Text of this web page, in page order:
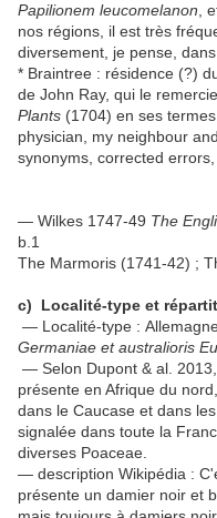
Papilionem leucomelanon ,
nos régions, il est très
diversement, je pense,
* Braintree : résidence (?)
de John Ray, qui le
Plants (1704) en ses
physician, my neighbour
synonyms, corrected errors,
— Wilkes 1747-49 The
b.1
The Marmoris (1741-42) ;
c) Localité-type et
— Localité-type :
Germaniae et australioris
— Selon Dupont & al.
présente en Afrique du
dans le Caucase et dans
signalée dans toute la
diverses Poaceae.
— description Wikipédia :
présente un damier noir et